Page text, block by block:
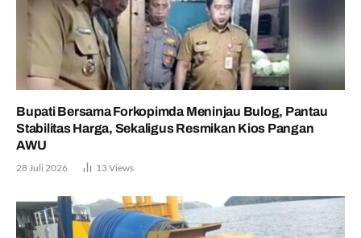
Bupati Bersama Forkopimda Meninjau Bulog, Pantau
Stabilitas Harga, Sekaligus Resmikan Kios Pangan
AWU
28 Juli 2026 13Views